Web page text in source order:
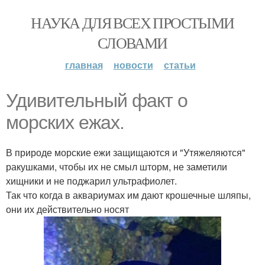
НАУКА ДЛЯ ВСЕХ ПРОСТЫМИ
СЛОВАМИ
главная новости статьи
Удивительный факт о
морских ежах.
В природе морские ежи защищаются и "Утяжеляются"
ракушками, чтобы их не смыл шторм, не заметили
хищники и не поджарил ультрафиолет.
Так что когда в аквариумах им дают крошечные шляпы,
они их действительно носят